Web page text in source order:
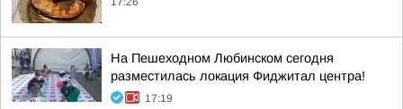
На Пешеходном Любинском сегодня
разместилась локация Фиджитал центра!
17:19